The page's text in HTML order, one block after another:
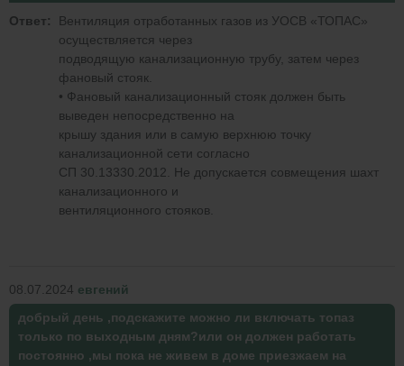
Ответ:
Вентиляция отработанных газов из УОСВ «ТОПАС»
осуществляется через
подводящую канализационную трубу, затем через
фановый стояк.
• Фановый канализационный стояк должен быть
выведен непосредственно на
крышу здания или в самую верхнюю точку
канализационной сети согласно
СП 30.13330.2012. Не допускается совмещения шахт
канализационного и
вентиляционного стояков.
08.07.2024 евгений
добрый день ,подскажите можно ли включать топаз
только по выходным дням?или он должен работать
постоянно ,мы пока не живем в доме приезжаем на